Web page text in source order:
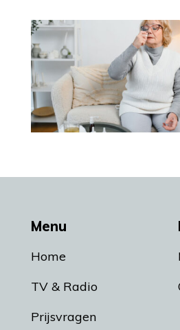
Menu
Home
TV & Radio
Prijsvragen